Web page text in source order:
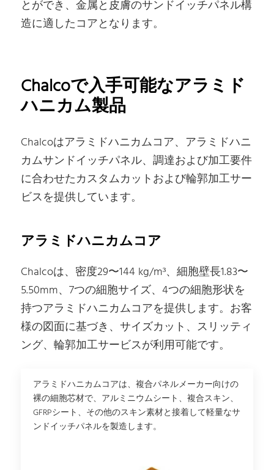
とができ、金属と皮膚のサンドイッチパネル構
造に適したコアとなります。
Chalcoで入手可能なアラミド
ハニカム製品
Chalcoはアラミドハニカムコア、アラミドハニ
カムサンドイッチパネル、調達および加工要件
に合わせたカスタムカットおよび輪郭加工サー
ビスを提供しています。
アラミドハニカムコア
Chalcoは、密度29〜144 kg/m³、細胞壁長1.83〜
5.50mm、7つの細胞サイズ、4つの細胞形状を
持つアラミドハニカムコアを提供します。お客
様の図面に基づき、サイズカット、スリッティ
ング、輪郭加工サービスが利用可能です。
アラミドハニカムコアは、複合パネルメーカー向けの
裸の細胞芯材で、アルミニウムシート、複合スキン、
GFRPシート、その他のスキン素材と接着して軽量なサ
ンドイッチパネルを製造します。